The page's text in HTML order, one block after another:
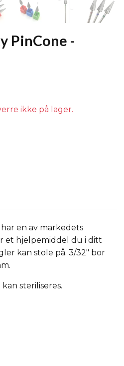
PinCone -
ikke på lager.
en av markedets
et hjelpemiddel du i ditt
kan stole på. 3/32" bor
steriliseres.